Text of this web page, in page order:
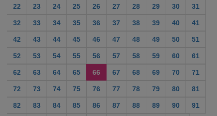
22 23 24 25 26 27 28 29 30 31
32 33 34 35 36 37 38 39 40 41
42 43 44 45 46 47 48 49 50 51
52 53 54 55 56 57 58 59 60 61
62 63 64 65 66 67 68 69 70 71
72 73 74 75 76 77 78 79 80 81
82 83 84 85 86 87 88 89 90 91